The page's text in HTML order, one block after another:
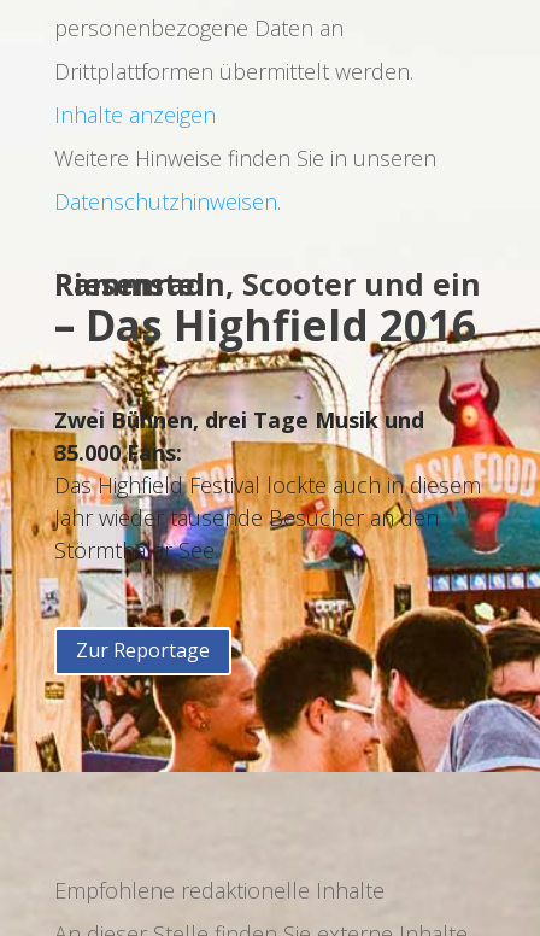
personenbezogene Daten an
Drittplattformen übermittelt werden.
Inhalte anzeigen
Weitere Hinweise finden Sie in unseren
Datenschutzhinweisen.
Rammstein, Scooter und ein Riesenrad
– Das Highfield 2016
Zwei Bühnen, drei Tage Musik und
35.000 Fans:
Das Highfield Festival lockte auch in diesem
Jahr wieder tausende Besucher an den
Störmthaler See.
Zur Reportage
Empfohlene redaktionelle Inhalte